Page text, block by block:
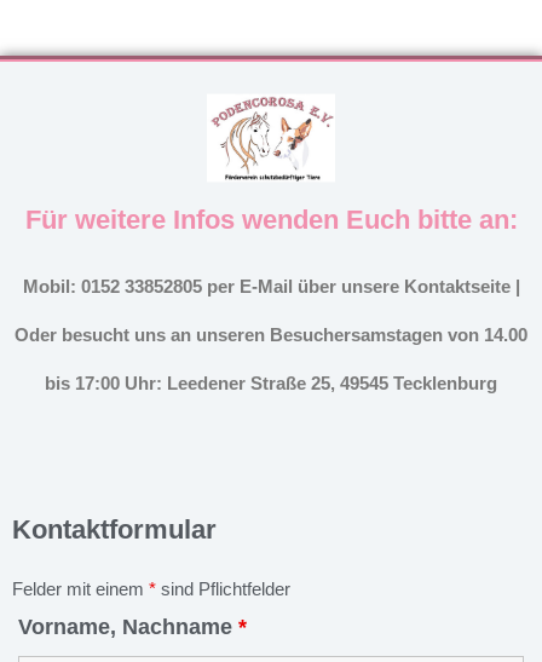
Für weitere Infos wenden Euch bitte an:
Mobil: 0152 33852805 per E-Mail über unsere Kontaktseite |
Oder besucht uns an unseren Besuchersamstagen von 14.00
bis 17:00 Uhr: Leedener Straße 25, 49545 Tecklenburg
Kontaktformular
Felder mit einem * sind Pflichtfelder
Vorname, Nachname *